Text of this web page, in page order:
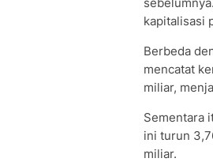
kapitalisasi
Berbeda
mencatat
miliar,
Sementara
ini turun
miliar.